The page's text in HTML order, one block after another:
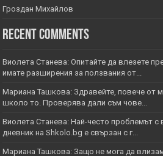
Гроздан Михайлов
Recent Comments
Виолета Станева: Опитайте да влезете
имате разширения за ползвания от...
Мариана Ташкова: Здравейте, повече от
школо то. Проверява дали съм чове...
Виолета Станева: Най-често проблемът с
дневник на Shkolo.bg е свързан с г...
Мариана Ташкова: Защо не мога да